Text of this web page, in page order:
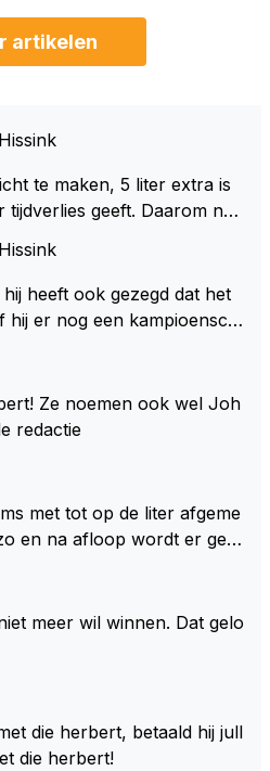
artikelen
te maken, 5 liter extra is
geeft. Daarom ne
plus na 15 minuten is het h
heeft ook gezegd dat het
hij er nog een kampioensch
niet veranderen. Hij wi
winnen met de eigen moto
uitspraken in een van de
worden. Als hij perse uit
dan was hij al veel eerd
Ze noemen ook wel Joh
redactie
met tot op de liter afgeme
ooit gediskwalificeerd. J
dat ze brandstoof moete
denkt dat ze die ene li
naar bijv. 5 liter en dan di
te tellen. Na x ronden
nog 5 maar x liter inzitten.
meer wil winnen. Dat gelo
die herbert, betaald hij jull
die herbert!